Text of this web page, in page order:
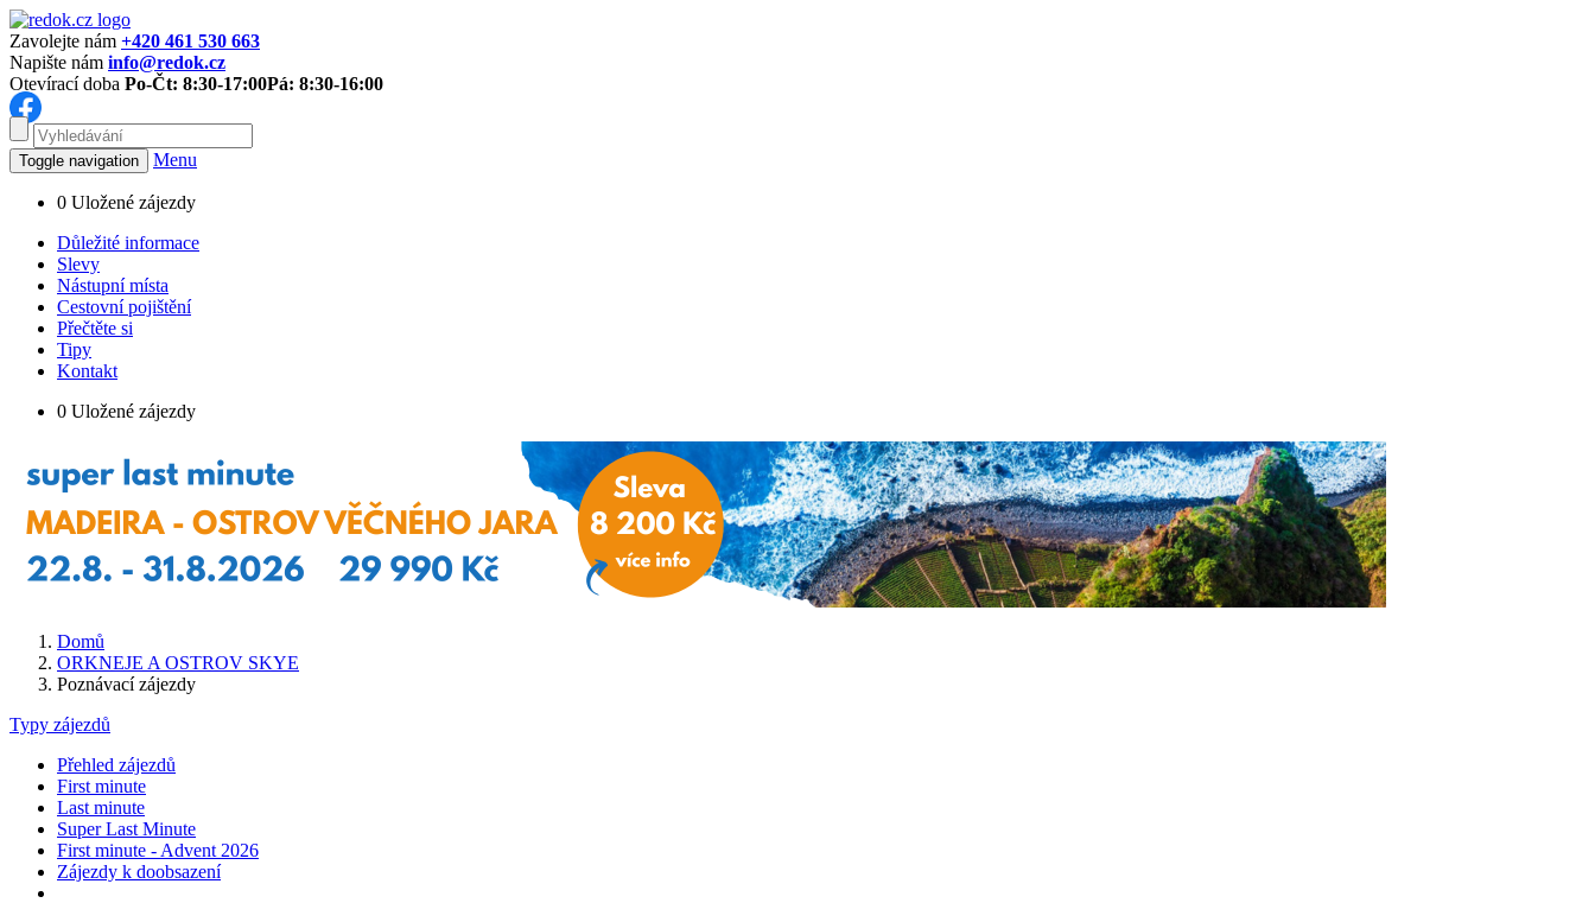
Zavolejte nám +420 461 530 663
Napište nám info@redok.cz
Otevírací doba Po-Čt: 8:30-17:00Pá: 8:30-16:00
Toggle navigation Menu
0 Uložené zájezdy
Důležité informace
Slevy
Nástupní místa
Cestovní pojištění
Přečtěte si
Tipy
Kontakt
0 Uložené zájezdy
Domů
ORKNEJE A OSTROV SKYE
Poznávací zájezdy
Typy zájezdů
Přehled zájezdů
First minute
Last minute
Super Last Minute
First minute - Advent 2026
Zájezdy k doobsazení